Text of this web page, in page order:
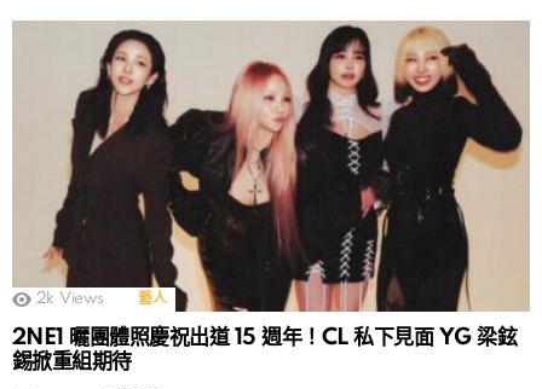
2k Views 藝人
2NE1 曬團體照慶祝出道 15 週年！CL 私下見面 YG 梁鉉
錫掀重組期待